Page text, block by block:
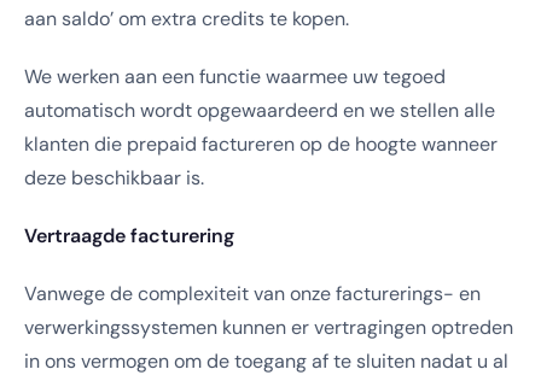
aan saldo’ om extra credits te kopen.
We werken aan een functie waarmee uw tegoed
automatisch wordt opgewaardeerd en we stellen alle
klanten die prepaid factureren op de hoogte wanneer
deze beschikbaar is.
Vertraagde facturering
Vanwege de complexiteit van onze facturerings- en
verwerkingssystemen kunnen er vertragingen optreden
in ons vermogen om de toegang af te sluiten nadat u al